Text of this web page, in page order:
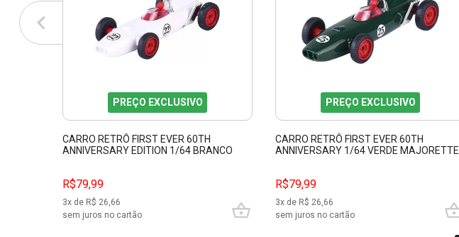
PREÇO EXCLUSIVO
CARRO RETRÔ FIRST EVER 60TH
ANNIVERSARY EDITION 1/64 BRANCO
R$79,99
3x de R$ 26,66
sem juros no cartão
PREÇO EXCLUSIVO
CARRO RETRÔ FIRST EVER 60TH
ANNIVERSARY 1/64 VERDE MAJORETTE
R$79,99
3x de R$ 26,66
sem juros no cartão